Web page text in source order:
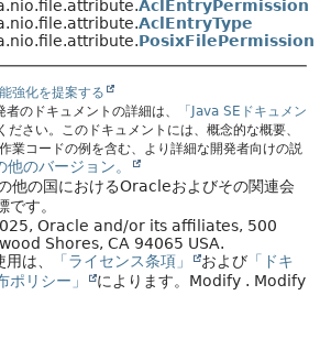
AclEntryPermission
AclEntryType
PosixFilePermission
強化を提案する
のドキュメントの詳細は、
「Java SEドキュメン
ださい。このドキュメントには、概念的な概要、
業コードの例を含む、より詳細な開発者向けの説
他のバージョン。
他の国におけるOracleおよびその関連会
す。
Oracle and/or its affiliates, 500
Shores, CA 94065 USA.
用は、 「ライセンス条項」 および 「ドキ
ポリシー」
によります。 Modify . Modify